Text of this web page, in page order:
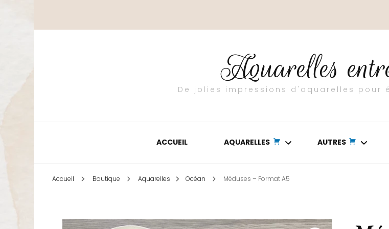
Aquarelles
De jolies impressions d'aquarelles pour
ACCUEIL AQUARELLES AUTRES
Accueil Boutique Aquarelles Océan Méduses – Format A5